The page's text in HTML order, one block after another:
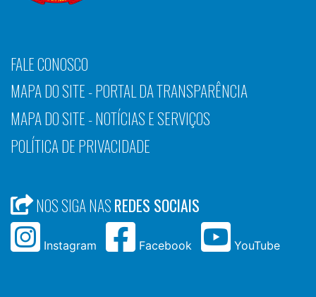
FALE CONOSCO
MAPA DO SITE - PORTAL DA TRANSPARÊNCIA
MAPA DO SITE - NOTÍCIAS E SERVIÇOS
POLÍTICA DE PRIVACIDADE
NOS SIGA NASREDES SOCIAIS
Instagram Facebook YouTube